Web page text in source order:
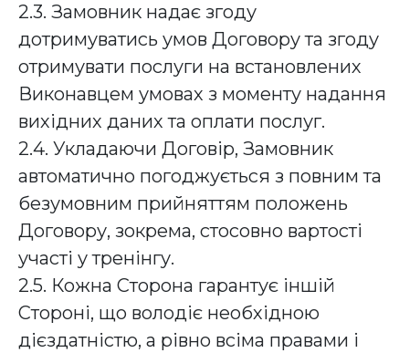
2.3. Замовник надає згоду
дотримуватись умов Договору та згоду
отримувати послуги на встановлених
Виконавцем умовах з моменту надання
вихідних даних та оплати послуг.
2.4. Укладаючи Договір, Замовник
автоматично погоджується з повним та
безумовним прийняттям положень
Договору, зокрема, стосовно вартості
участі у тренінгу.
2.5. Кожна Сторона гарантує іншій
Стороні, що володіє необхідною
дієздатністю, а рівно всіма правами і